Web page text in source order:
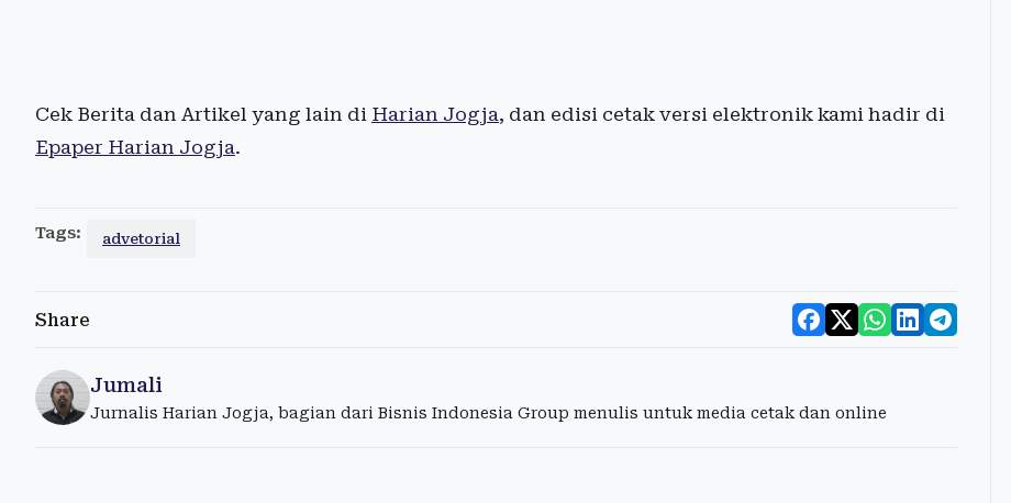
Cek Berita dan Artikel yang lain di Harian Jogja, dan edisi cetak versi elektronik kami hadir di
Epaper Harian Jogja.
Tags: advetorial
Share
Jumali
Jurnalis Harian Jogja, bagian dari Bisnis Indonesia Group menulis untuk media cetak dan online